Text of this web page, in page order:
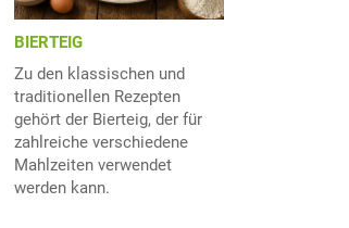
BIERTEIG
Zu den klassischen und
traditionellen Rezepten
gehört der Bierteig, der für
zahlreiche verschiedene
Mahlzeiten verwendet
werden kann.